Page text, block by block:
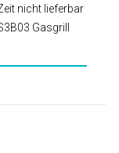
nicht lieferbar
Gasgrill